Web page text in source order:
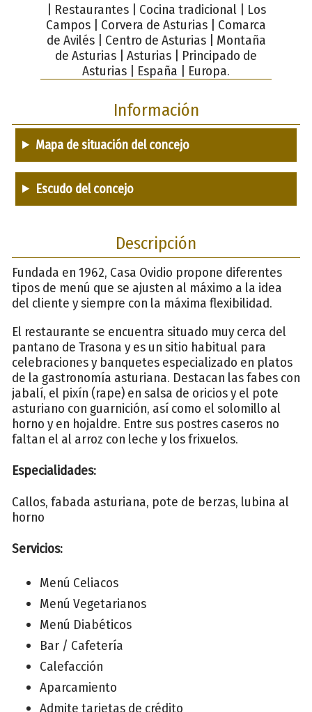
| Restaurantes | Cocina tradicional | Los
Campos | Corvera de Asturias | Comarca
de Avilés | Centro de Asturias | Montaña
de Asturias | Asturias | Principado de
Asturias | España | Europa.
Información
Mapa de situación del concejo
Escudo del concejo
Descripción
Fundada en 1962, Casa Ovidio propone diferentes
tipos de menú que se ajusten al máximo a la idea
del cliente y siempre con la máxima flexibilidad.
El restaurante se encuentra situado muy cerca del
pantano de Trasona y es un sitio habitual para
celebraciones y banquetes especializado en platos
de la gastronomía asturiana. Destacan las fabes con
jabalí, el pixín (rape) en salsa de oricios y el pote
asturiano con guarnición, así como el solomillo al
horno y en hojaldre. Entre sus postres caseros no
faltan el al arroz con leche y los frixuelos.
Especialidades:
Callos, fabada asturiana, pote de berzas, lubina al
horno
Servicios:
Menú Celiacos
Menú Vegetarianos
Menú Diabéticos
Bar / Cafetería
Calefacción
Aparcamiento
Admite tarjetas de crédito